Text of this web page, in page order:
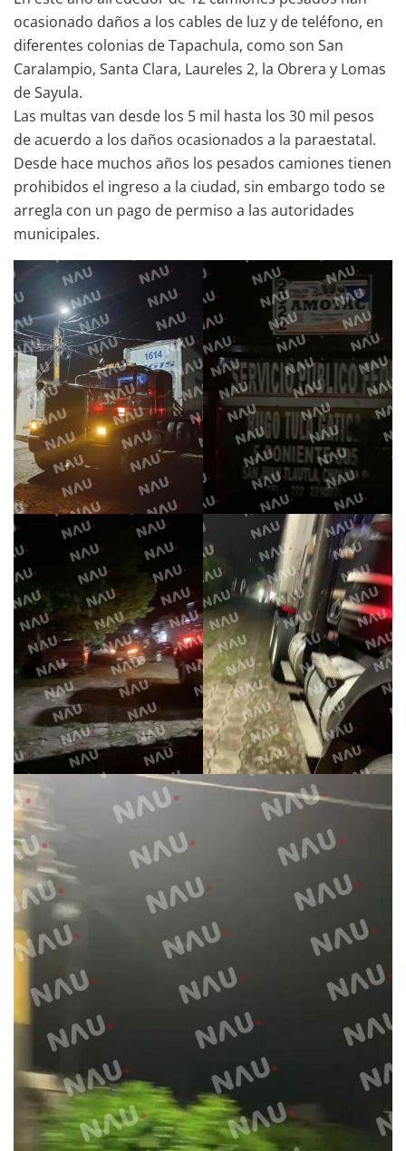
ocasionado daños a los cables de luz y de teléfono, en
diferentes colonias de Tapachula, como son San
Caralampio, Santa Clara, Laureles 2, la Obrera y Lomas
de Sayula.
Las multas van desde los 5 mil hasta los 30 mil pesos
de acuerdo a los daños ocasionados a la paraestatal.
Desde hace muchos años los pesados camiones tienen
prohibidos el ingreso a la ciudad, sin embargo todo se
arregla con un pago de permiso a las autoridades
municipales.